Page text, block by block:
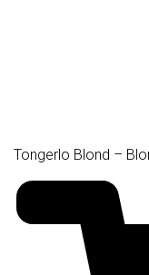
Tongerlo Blond –